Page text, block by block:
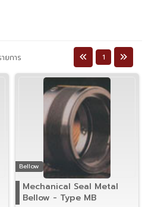
ยการ 1
Bellow
Mechanical Seal Metal
Bellow - Type MB